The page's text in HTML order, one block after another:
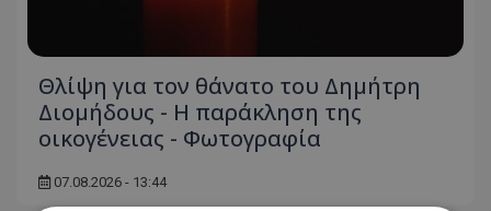
Θλίψη για τον θάνατο του Δημήτρη
Διομήδους - Η παράκληση της
οικογένειας - Φωτογραφία
07.08.2026 - 13:44